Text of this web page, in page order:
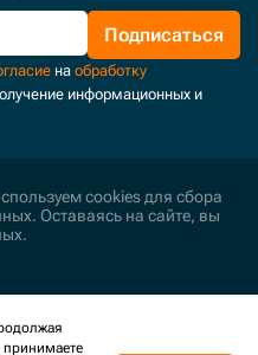
Подписаться
на обработку
информационных и
cookies для сбора
Оставаясь на сайте, вы
данных
принимаете